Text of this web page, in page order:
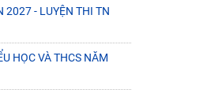
2027 - LUYỆN THI TN
HỌC VÀ THCS NĂM